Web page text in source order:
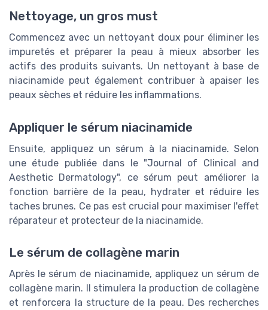
Nettoyage, un gros must
Commencez avec un nettoyant doux pour éliminer les
impuretés et préparer la peau à mieux absorber les
actifs des produits suivants. Un nettoyant à base de
niacinamide peut également contribuer à apaiser les
peaux sèches et réduire les inflammations.
Appliquer le sérum niacinamide
Ensuite, appliquez un sérum à la niacinamide. Selon
une étude publiée dans le "Journal of Clinical and
Aesthetic Dermatology", ce sérum peut améliorer la
fonction barrière de la peau, hydrater et réduire les
taches brunes. Ce pas est crucial pour maximiser l'effet
réparateur et protecteur de la niacinamide.
Le sérum de collagène marin
Après le sérum de niacinamide, appliquez un sérum de
collagène marin. Il stimulera la production de collagène
et renforcera la structure de la peau. Des recherches